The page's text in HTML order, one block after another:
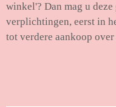
winkel'? Dan mag u
verplichtingen, eerst in
tot verdere aankoop over